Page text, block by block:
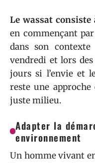
Le wassat
en commençant
dans son
vendredi et lors
jours si l’envie et
reste une
juste milieu.
Adapter la
environnement
Un homme vivant